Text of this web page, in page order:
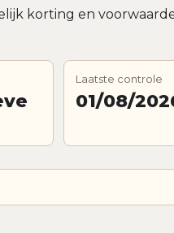
korting en
Laatste controle
01/08/